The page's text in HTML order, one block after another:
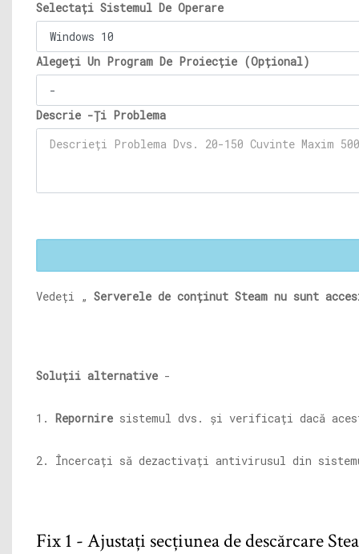
Selectați Sistemul De Operare
Alegeți Un Program De Proiecție (Opțional)
Descrie -Ți Problema
Vedeți „ Serverele de conținut Steam nu sunt
Soluții alternative -
1. Repornire sistemul dvs. și verificați dacă
2. Încercați să dezactivați antivirusul din
Fix 1 - Ajustați secțiunea de descărcare